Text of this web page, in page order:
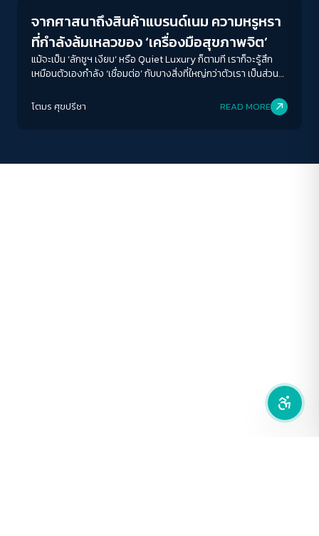
จากศาสนาถึงสินค้าแบรนด์เนม ความหรูหรา
ที่กำลังล้มเหลวของ ‘เครื่องมือสุขภาพจิต’
แม้จะเป็น ‘ลักชูฯ เงียบ’ หรือ Quiet Luxury ก็ตามที เราก็จะรู้สึก
เหมือนตัวเองกำลัง ‘เชื่อมต่อ’ กับบางสิ่งที่ใหญ่กว่าตัวเรา เป็นส่วน
ศาสนาทำให้เราเป็นส่วนหนึ่งของกลุ่มคนที่ ‘เชื่อ’ แบบเดียวกัน
โตมร ศุขปรีชา READ MORE
ปกติ มาก มากที่สุด
Deutan Tritan